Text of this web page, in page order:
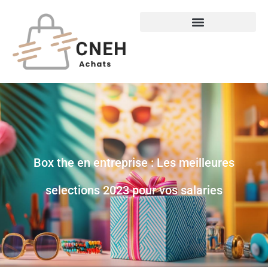
Box the en entreprise : Les meilleures
selections 2023 pour vos salaries